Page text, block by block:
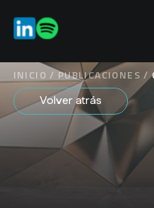
INICIO / PUBLICACIONES /
Volver atrás